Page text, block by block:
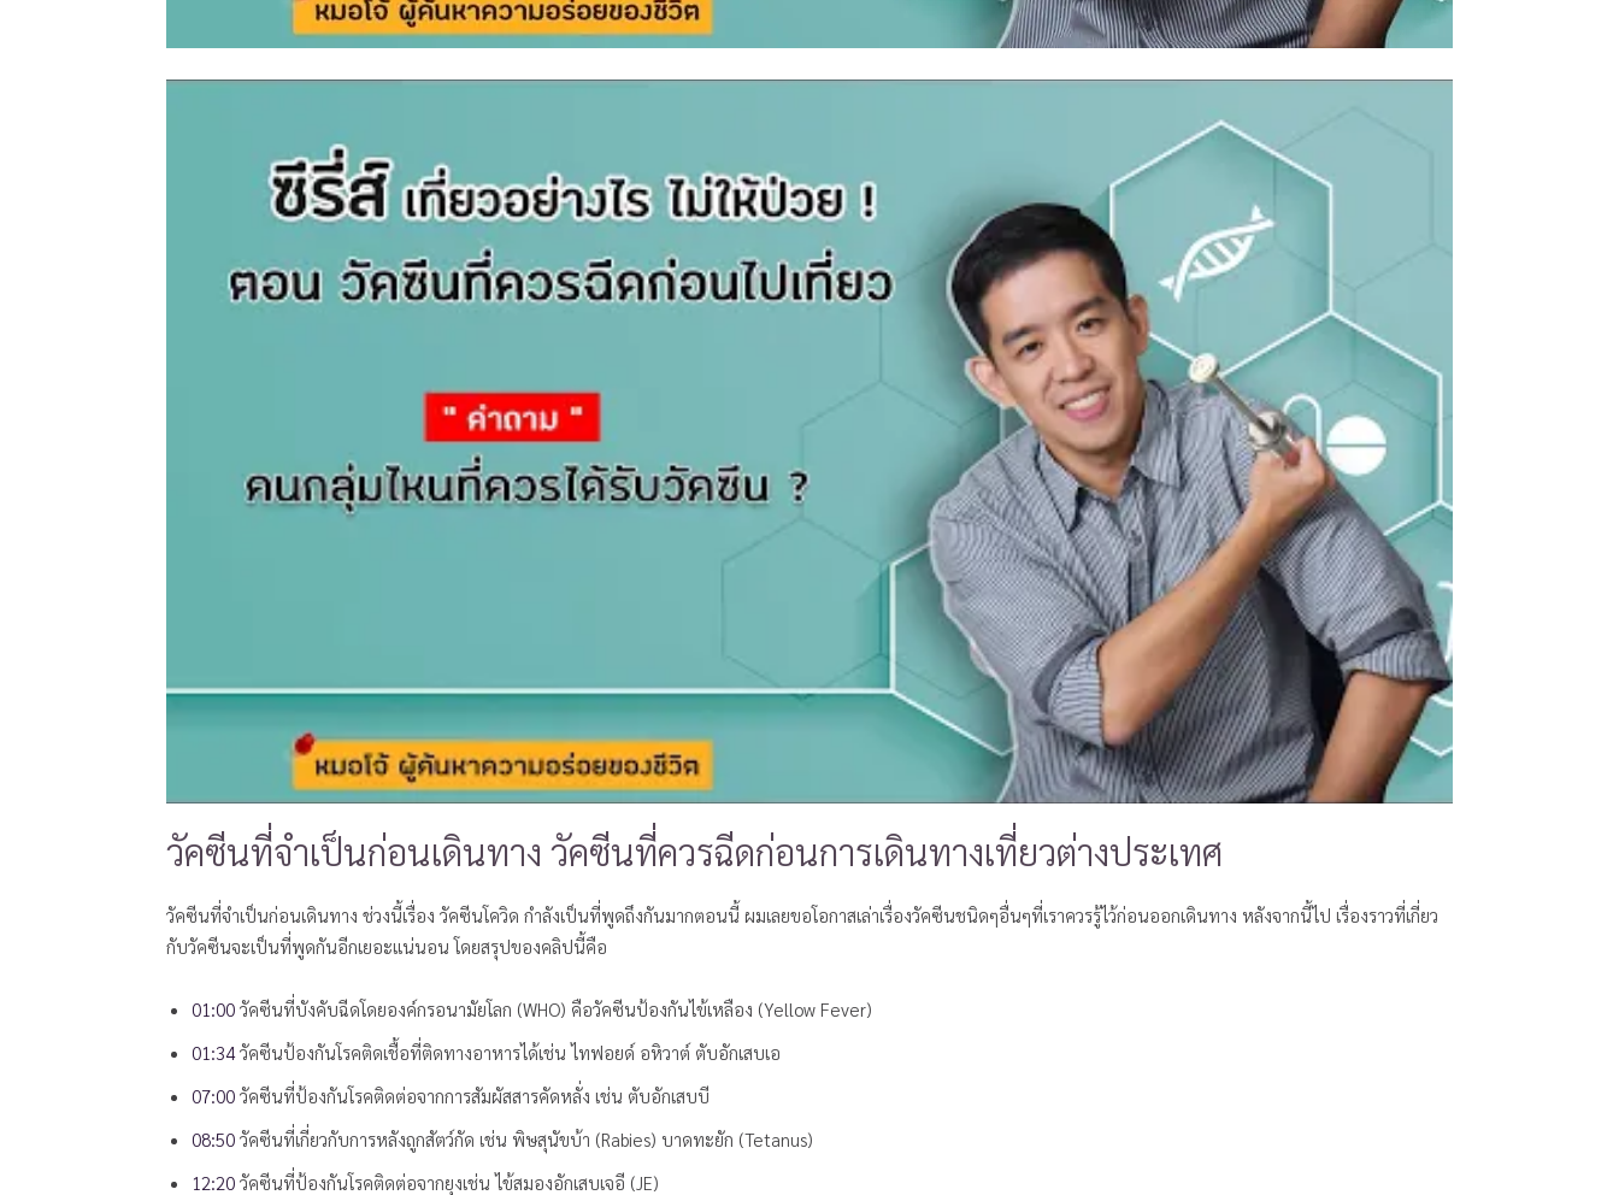
วัคซีนที่จำเป็นก่อนเดินทาง วัคซีนที่ควรฉีดก่อนการเดินทางเที่ยวต่างประเทศ
วัคซีนที่จำเป็นก่อนเดินทาง ช่วงนี้เรื่อง วัคซีนโควิด กำลังเป็นที่พูดถึงกันมากตอนนี้ ผมเลยขอโอกาสเล่าเรื่องวัคซีนชนิดๆอื่นๆที่เราควรรู้ไว้ก่อนออกเดินทาง หลังจากนี้ไป เรื่องราวที่เกี่ยว
กับวัคซีนจะเป็นที่พูดกันอีกเยอะแน่นอน โดยสรุปของคลิปนี้คือ
01:00 วัคซีนที่บังคับฉีดโดยองค์กรอนามัยโลก (WHO) คือวัคซีนป้องกันไข้เหลือง (Yellow Fever)
01:34วัคซีนป้องกันโรคติดเชื้อที่ติดทางอาหารได้เช่น ไทฟอยด์ อหิวาต์ ตับอักเสบเอ
07:00 วัคซีนที่ป้องกันโรคติดต่อจากการสัมผัสสารคัดหลั่ง เช่น ตับอักเสบบี
08:50 วัคซีนที่เกี่ยวกับการหลังถูกสัตว์กัด เช่น พิษสุนัขบ้า (Rabies) บาดทะยัก (Tetanus)
12:20 วัคซีนที่ป้องกันโรคติดต่อจากยุงเช่น ไข้สมองอักเสบเจอี (JE)